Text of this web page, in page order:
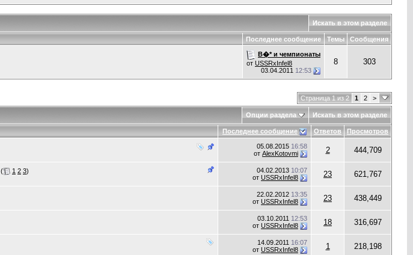
Искать в этом разделе
Последнее сообщение Темы Сообщения
В�* и чемпионаты
от USSRxInfel8
03.04.2011 12:53
8 303
Страница 1 из 2 1 2 >
Опции раздела Искать в этом разделе
Последнее сообщение Ответов Просмотров
05.08.2015 16:58
от AlexKotovmi 2 444,709
( 1 2 3)
04.02.2013 10:07
от USSRxInfel8 23 621,767
22.02.2012 13:35
от USSRxInfel8 23 438,449
03.10.2011 12:53
от USSRxInfel8 18 316,697
14.09.2011 16:07
от USSRxInfel8 1 218,198